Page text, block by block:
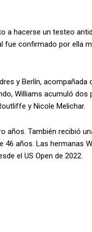
a hacerse un testeo
confirmado por ella
y Berlín, acompañada
Williams acumuló dos
y Nicole Melichar.
años. También recibió
46 años. Las hermanas
el US Open de 2022.